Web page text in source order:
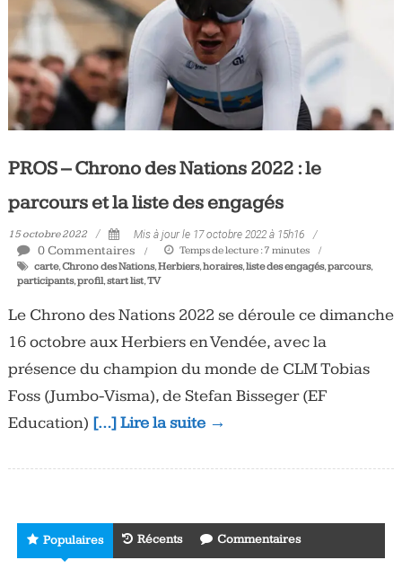
PROS – Chrono des Nations 2022 : le
parcours et la liste des engagés
15 octobre 2022 Mis à jour le 17 octobre 2022 à 15h16
0 Commentaires Temps de lecture : 7 minutes
carte,Chrono des Nations,Herbiers,horaires,liste des engagés,parcours,
participants,profil,start list,TV
Le Chrono des Nations 2022 se déroule ce dimanche
16 octobre aux Herbiers en Vendée, avec la
présence du champion du monde de CLM Tobias
Foss (Jumbo-Visma), de Stefan Bisseger (EF
Education) […] Lire la suite →
Populaires Récents Commentaires